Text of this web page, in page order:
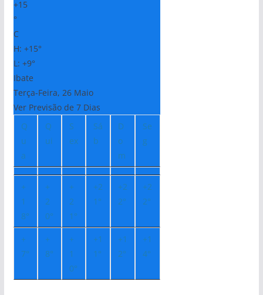
+15
°
C
H: +15°
L: +9°
Ibate
Terça-Feira, 26 Maio
Ver Previsão de 7 Dias
Q
u
a
Q
ui
S
ex
Sá
b
D
o
m
Se
g
+
1
8°
+
2
0°
+
2
1°
+2
1°
+2
2°
+2
2°
+
7°
+
8°
+
1
0°
+1
1°
+1
2°
+1
4°